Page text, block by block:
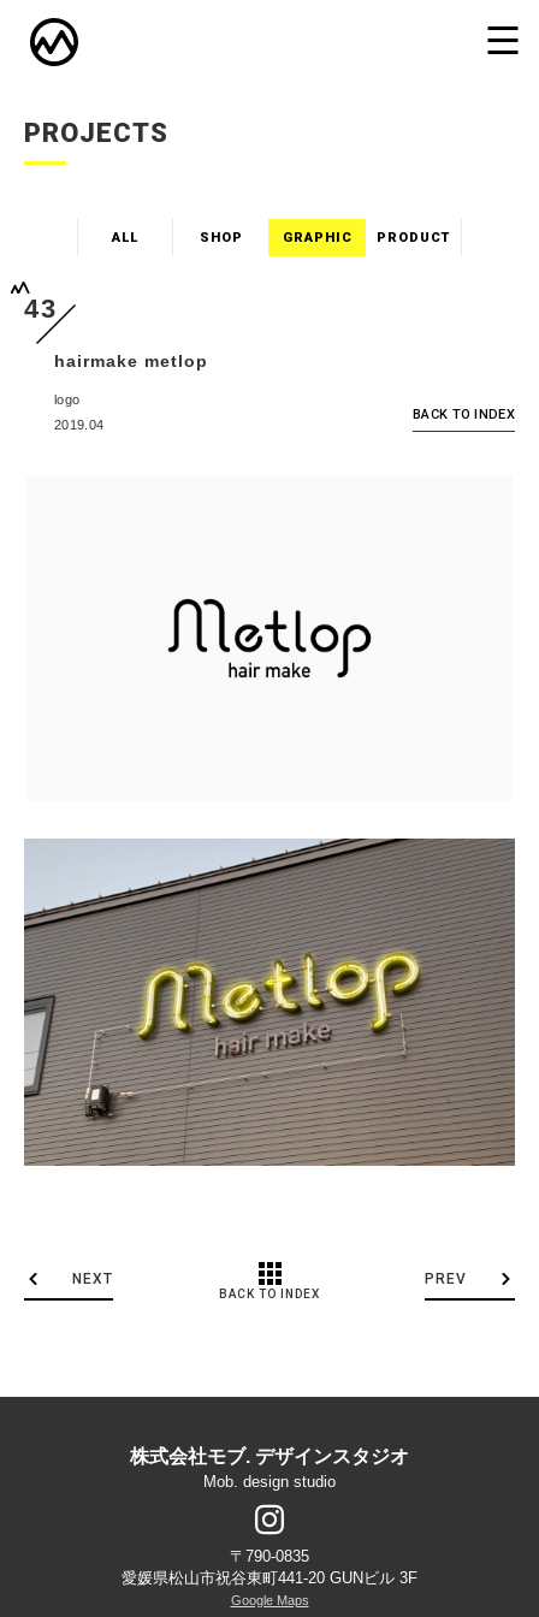
PROJECTS
ALL SHOP GRAPHIC PRODUCT
hairmake metlop
logo
2019.04
BACK TO INDEX
43
NEXT
BACK TO INDEX
PREV
株式会社モブ. デザインスタジオ
Mob. design studio
〒790-0835
愛媛県松山市祝谷東町441-20 GUNビル 3F
Google Maps